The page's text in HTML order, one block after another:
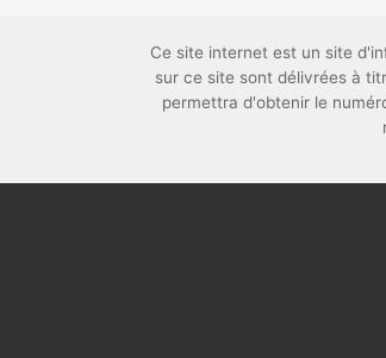
Ce site internet est un site
sur ce site sont délivrées à
permettra d'obtenir le